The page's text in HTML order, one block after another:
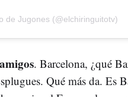
de Jugones (@elchiringuitotv)
. Barcelona, ¿qué
Qué más da. Es